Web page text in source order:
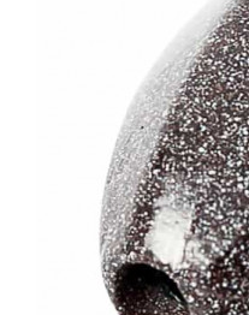
ЧОВНИ ТА МОТОРИ